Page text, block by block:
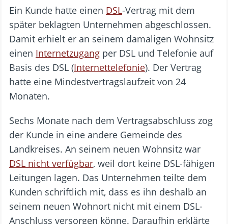
Ein Kunde hatte einen DSL-Vertrag mit dem
später beklagten Unternehmen abgeschlossen.
Damit erhielt er an seinem damaligen Wohnsitz
einen Internetzugang per DSL und Telefonie auf
Basis des DSL (Internettelefonie). Der Vertrag
hatte eine Mindestvertragslaufzeit von 24
Monaten.
Sechs Monate nach dem Vertragsabschluss zog
der Kunde in eine andere Gemeinde des
Landkreises. An seinem neuen Wohnsitz war
DSL nicht verfügbar, weil dort keine DSL-fähigen
Leitungen lagen. Das Unternehmen teilte dem
Kunden schriftlich mit, dass es ihn deshalb an
seinem neuen Wohnort nicht mit einem DSL-
Anschluss versorgen könne. Daraufhin erklärte